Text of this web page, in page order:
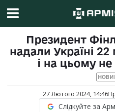
Президент
надали Україні
і на цьому
27 Лютого 2024, 14:46
Слідкуйте за